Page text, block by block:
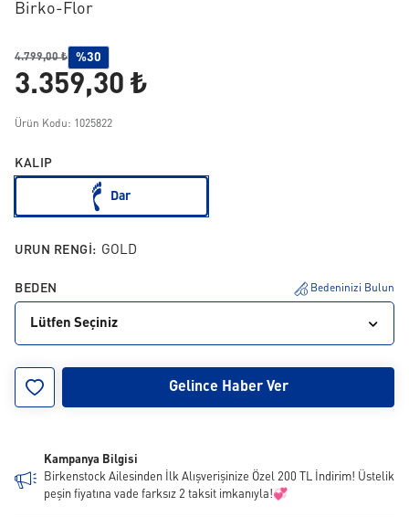
Birko-Flor
4.799,00 ₺ %30
3.359,30 ₺
Ürün Kodu: 1025822
KALIP
Dar
URUN RENGI: GOLD
BEDEN Bedeninizi Bulun
Lütfen Seçiniz
Gelince Haber Ver
Kampanya Bilgisi
Birkenstock Ailesinden İlk Alışverişinize Özel 200 TL İndirim! Üstelik
peşin fiyatına vade farksız 2 taksit imkanıyla!💞